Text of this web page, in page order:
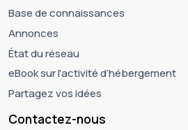
Base de connaissances
Annonces
État du réseau
eBook sur l’activité d’hébergement
Partagez vos idées
Contactez-nous